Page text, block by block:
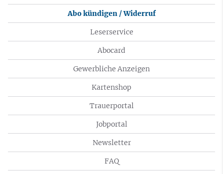
Abo kündigen / Widerruf
Leserservice
Abocard
Gewerbliche Anzeigen
Kartenshop
Trauerportal
Jobportal
Newsletter
FAQ